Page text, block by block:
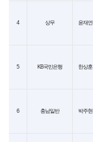
4 상무 윤재연
5 KB국민은행 한상훈
6 충남일반 박주현